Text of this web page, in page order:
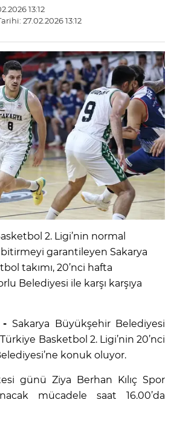
13:12
27.02.2026 13:12
2. Ligi’nin normal
garantileyen Sakarya
takımı, 20’nci hafta
Belediyesi ile karşı karşıya
- Sakarya Büyükşehir Belediyesi
Basketbol 2. Ligi’nin 20’nci
konuk oluyor.
günü Ziya Berhan Kılıç Spor
mücadele saat 16.00’da